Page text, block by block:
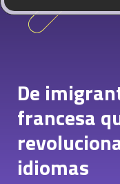
De
francesa
idiomas